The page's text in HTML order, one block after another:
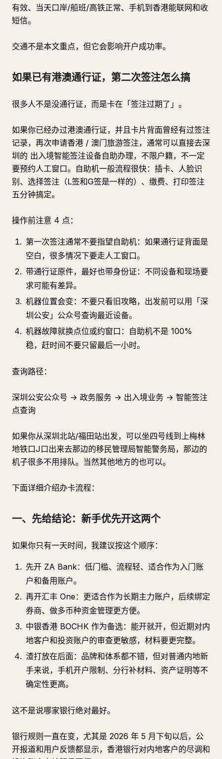
有效、当天口岸/船班/高铁正常、手机到香港能联网和收
短信。
交通不是本文重点，但它会影响开户成功率。
如果已有港澳通行证，第二次签注怎么搞
很多人不是没通行证，而是卡在「签注过期了」。
如果你已经办过港澳通行证，并且卡片背面曾经有过签注
记录，再次申请香港 / 澳门旅游签注，通常可以直接去深
圳的 出入境智能签注设备自助办理，不限户籍，不一定
要预约人工窗口。自助机一般流程很快：插卡、人脸识
别、选择签注（L签和G签是一样的）、缴费、打印签注
五分钟搞定。
操作前注意 4 点：
第一次签注通常不要指望自助机：如果通行证背面是
空白，很多情况下要走人工窗口。
带通行证原件，最好也带身份证：不同设备和现场要
求可能有差异。
机器位置会变：不要只看旧攻略，出发前可以用「深
圳公安」公众号查询最近设备。
机器故障就换点位或约窗口：自助机不是 100%
稳，赶时间不要只留最后一小时。
查询路径：
深圳公安公众号 → 政务服务 → 出入境业务 → 智能签注
点查询
如果你从深圳北站/福田站出发，可以坐四号线到上梅林
地铁口J口出来去那边的移民管理局智能警务局，那边的
机子很多不用排队。当然其他地方的也可以。
下面详细介绍办卡流程：
一、先给结论：新手优先开这两个
如果你只有一天时间，我建议按这个顺序：
先开 ZA Bank：低门槛、流程轻、适合作为入门账
户和备用账户。
再开汇丰 One：更适合作为长期主力账户，后续绑定
券商、做多币种资金管理更方便。
中银香港 BOCHK 作为备选：能开就开，但近期对内
地客户和投资账户的审查更敏感，材料要更完整。
渣打放在后面：品牌和体系都不错，但对普通内地新
手来说，手机开户限制、分行补材料、资产证明等不
确定性更高。
这不是说哪家银行绝对最好。
银行规则一直在变，尤其是 2026 年 5 月下旬以后，公
开报道和用户反馈都显示，香港银行对内地客户的尽调和